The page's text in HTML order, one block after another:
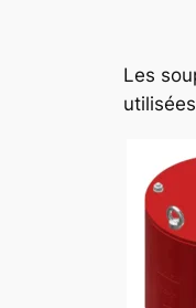
Les